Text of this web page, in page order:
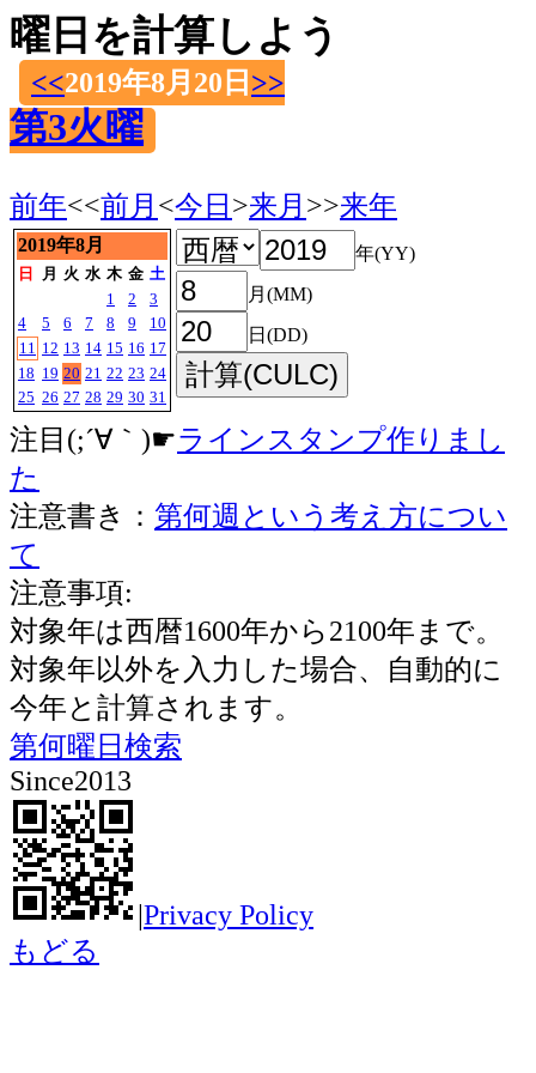
曜日を計算しよう
<<2019年8月20日 >>
第3火曜
前年<<前月 <今日 >来月 >>来年
2019年8月
日 月 火 水 木 金 土
1
2
3
4
5 6 7 8 9
10
11 12 13 14 15 16 17
18 19 20 21 22 23 24
25 26 27 28 29 30 31
年(YY)
月(MM)
日(DD)
注目(;´∀｀)☛ラインスタンプ作りまし
た
注意書き： 第何週という考え方につい
て
注意事項:
対象年は西暦1600年から2100年まで。
対象年以外を入力した場合、自動的に
今年と計算されます。
第何曜日検索
Since2013
|Privacy Policy
もどる